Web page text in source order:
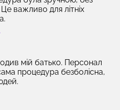
важливо для літніх
мій батько. Персонал
процедура безболісна,